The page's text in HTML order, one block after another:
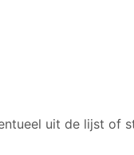
uit de lijst of